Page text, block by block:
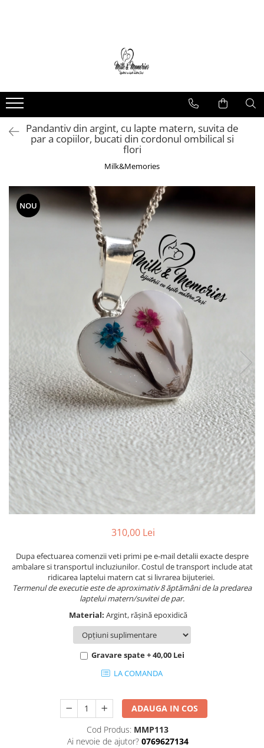
Brățări argint
Brățări șnur
Charm-uri
Cercei
Inele
Inele aur
Pandantiv din argint, cu lapte matern, suvita de
par a copiilor, bucati din cordonul ombilical si
flori
Milk&Memories
NOU
310,00 Lei
Dupa efectuarea comenzii veti primi pe e-mail detalii exacte despre
ambalare si transportul incluziunilor. Costul de transport include atat
ridicarea laptelui matern cat si livrarea bijuteriei.
Termenul de executie este de aproximativ 8 ăptămâni de la predarea
laptelui matern/suvitei de par.
Material: Argint, rășină epoxidică
Gravare spate + 40,00 Lei
LA COMANDA
ADAUGA IN COS
Cod Produs: MMP113
Ai nevoie de ajutor? 0769627134